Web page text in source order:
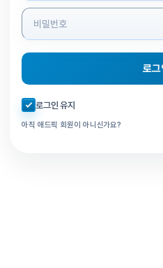
로그
자동로그인 체크
로그인 유지
아직 애드픽 회원이 아니신가요?